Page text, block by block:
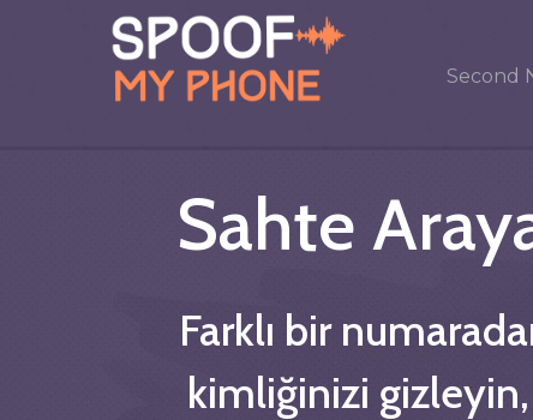
Second
Sahte
Farklı bir
kimliğinizi